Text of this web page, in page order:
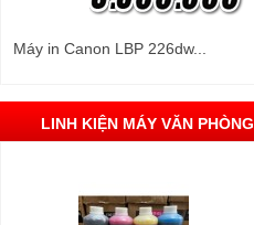
Máy in Canon LBP 226dw...
LINH KIỆN MÁY VĂN PHÒNG